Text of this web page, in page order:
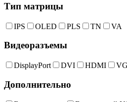
Тип матрицы
IPS OLED PLS TN VA
Видеоразъемы
DisplayPort DVI HDMI
Дополнительно